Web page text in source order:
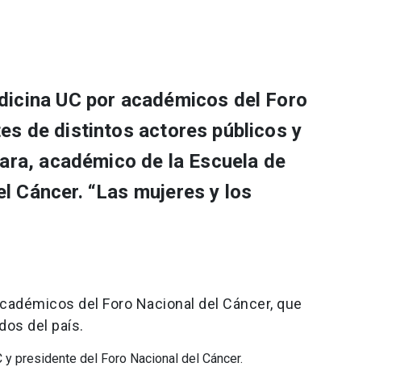
UC por académicos del Foro
de distintos actores públicos y
académico de la Escuela de
Cáncer. “Las mujeres y los
del Foro Nacional del Cáncer, que
del país.
presidente del Foro Nacional del Cáncer.